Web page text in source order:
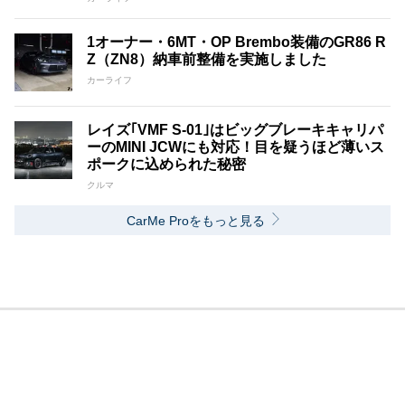
1オーナー・6MT・OP Brembo装備のGR86 R
Z（ZN8）納車前整備を実施しました
カーライフ
レイズ｢VMF S-01｣はビッグブレーキキャリパ
ーのMINI JCWにも対応！目を疑うほど薄いス
ポークに込められた秘密
クルマ
CarMe Proをもっと見る